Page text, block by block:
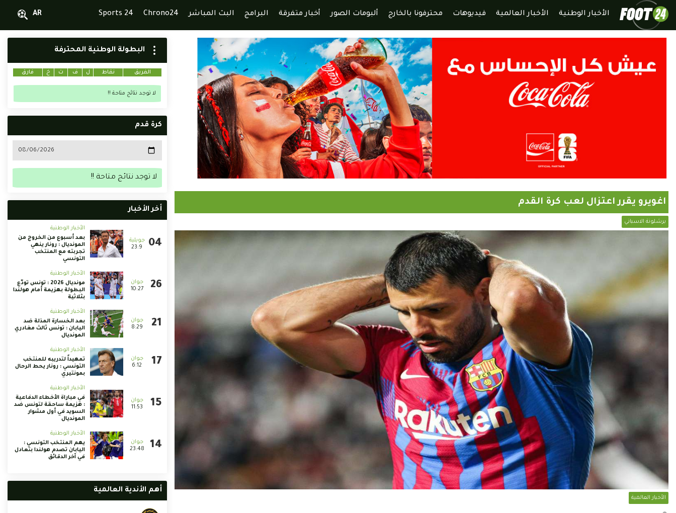
الأخبار الوطنية الأخبار العالمية فيديوهات محترفونا بالخارج ألبومات الصور أخبار متفرقة البرامج البث المباشر Chrono24
Sports 24
AR
اغويرو يقرر اعتزال لعب كرة القدم
برشلونة الاسباني
الأخبار العالمية
البطولة الوطنية المحترفة
الفريق نقاط ل ف ت خ فارق
لا توجد نتائج متاحة !!
كرة قدم
لا توجد نتائج متاحة !!
أخر الأخبار
23:9
الأخبار الوطنية
بعد أسبوع من الخروج من
المونديال : رونار ينهي
تجربته مع المنتخب
التونسي
10:27
الأخبار الوطنية
مونديال 2026 : تونس تودّع
البطولة بهزيمة أمام هولندا
بثلاثية
8:29
الأخبار الوطنية
بعد الخسارة المذلة ضد
اليابان : تونس ثالث مغادري
المونديال
6:12
الأخبار الوطنية
تمهيداً لتدريبه للمنتخب
التونسي : رونار يحط الرحال
بمونتيري
11:53
الأخبار الوطنية
في مباراة الأخطاء الدفاعية
: هزيمة ساحقة لتونس ضد
السويد في أول مشوار
المونديال
23:48
الأخبار الوطنية
يهم المنتخب التونسي :
اليابان تصدم هولندا بتعادل
في آخر الدقائق
أهم الأندية العالمية